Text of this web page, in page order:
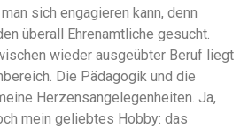
sich engagieren kann, denn
überall Ehrenamtliche gesucht.
wieder ausgeübter Beruf liegt
Die Pädagogik und die
Herzensangelegenheiten. Ja,
mein geliebtes Hobby: das